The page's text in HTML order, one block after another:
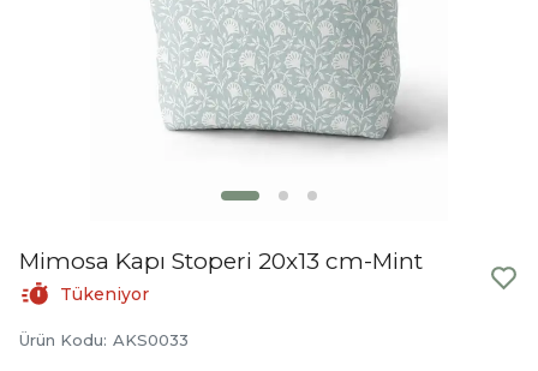
Mimosa Kapı Stoperi 20x13 cm-Mint
Tükeniyor
Ürün Kodu: AKS0033